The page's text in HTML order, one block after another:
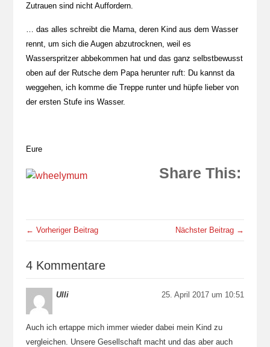
Zutrauen sind nicht Auffordern.
… das alles schreibt die Mama, deren Kind aus dem Wasser
rennt, um sich die Augen abzutrocknen, weil es
Wasserspritzer abbekommen hat und das ganz selbstbewusst
oben auf der Rutsche dem Papa herunter ruft: Du kannst da
weggehen, ich komme die Treppe runter und hüpfe lieber von
der ersten Stufe ins Wasser.
Eure
Share This:
← Vorheriger Beitrag Nächster Beitrag →
4 Kommentare
Ulli 25. April 2017 um 10:51
Auch ich ertappe mich immer wieder dabei mein Kind zu
vergleichen. Unsere Gesellschaft macht und das aber auch